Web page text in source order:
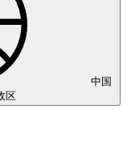
中国
区